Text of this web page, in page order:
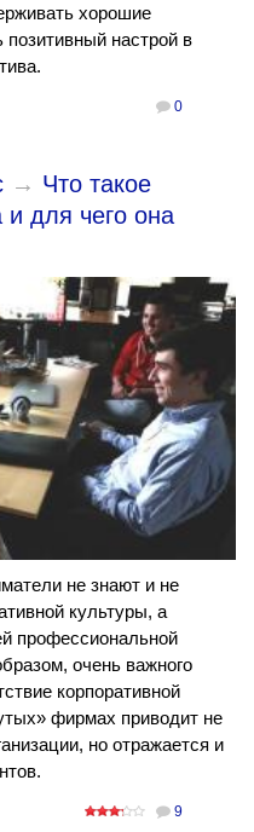
хорошие
настрой в
0
→ Что такое
и для чего она
не знают и не
культуры, а
профессиональной
очень важного
корпоративной
фирмах приводит не
но отражается и
9